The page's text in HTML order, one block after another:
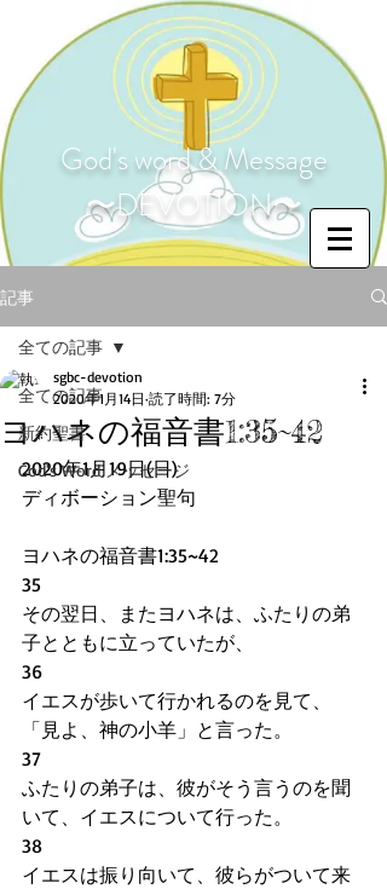
God's word & Message
〜DEVOTION〜
記事
全ての記事
新約聖書
God's Word メッセージ
全ての記事
ヨハネの福音書1:35~42
sgbc-devotion
2020年1月14日 読了時間: 7分
2020年1月19日(日)
ディボーション聖句
ヨハネの福音書1:35~42
35
その翌日、またヨハネは、ふたりの弟
子とともに立っていたが、
36
イエスが歩いて行かれるのを見て、
「見よ、神の小羊」と言った。
37
ふたりの弟子は、彼がそう言うのを聞
いて、イエスについて行った。
38
イエスは振り向いて、彼らがついて来